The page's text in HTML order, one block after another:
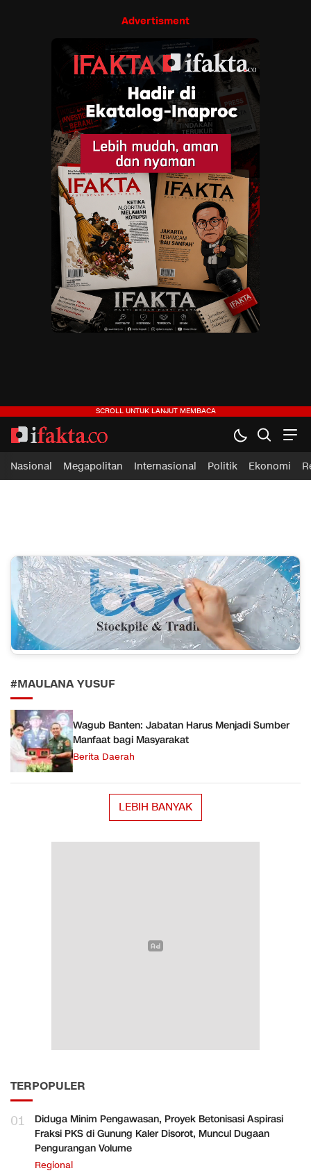
Advertisment
ifakta.co
#pastibenar
Nasional Megapolitan Internasional Politik Ekonomi
#MAULANA YUSUF
Wagub Banten: Jabatan Harus Menjadi Sumber
Manfaat bagi Masyarakat
Berita Daerah
LEBIH BANYAK
TERPOPULER
01
Diduga Minim Pengawasan, Proyek Betonisasi Aspirasi
Fraksi PKS di Gunung Kaler Disorot, Muncul Dugaan
Pengurangan Volume
Regional